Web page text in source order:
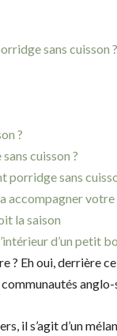
sans cuisson ?
?
cuisson ?
porridge sans
accompagner
la saison
d’un petit
Eh oui, derrière
il s’agit d’un